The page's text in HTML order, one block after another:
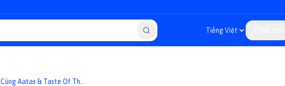
Aatas & Taste Of The